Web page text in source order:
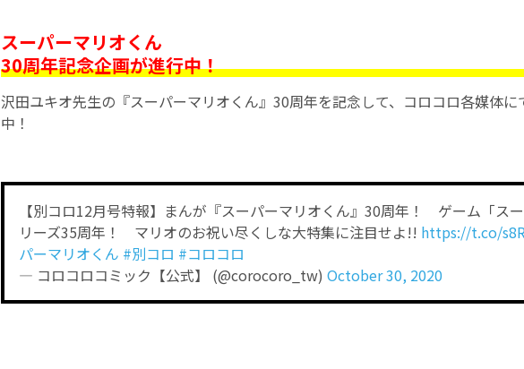
スーパーマリオくん
30周年記念企画が進行中！
沢田ユキオ先生の『スーパーマリオくん』30周年を記念して、コロコロ各媒体
中！
【別コロ12月号特報】まんが『スーパーマリオくん』30周年！ ゲーム「ス
リーズ35周年！ マリオのお祝い尽くしな大特集に注目せよ!! https://t.co/
パーマリオくん #別コロ #コロコロ
— コロコロコミック【公式】 (@corocoro_tw) October 30, 2020